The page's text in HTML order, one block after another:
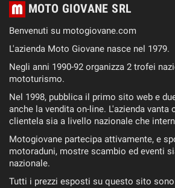
MOTO GIOVANE SRL
Benvenuti su motogiovane.com
L'azienda Moto Giovane nasce nel 1979.
Negli anni 1990-92 organizza 2 trofei
mototurismo.
Nel 1998, pubblica il primo sito web e
anche la vendita on-line. L'azienda vanta
clientela sia a livello nazionale che
Motogiovane partecipa attivamente, e
motoraduni, mostre scambio ed eventi
nazionale.
Tutti i prezzi esposti su questo sito